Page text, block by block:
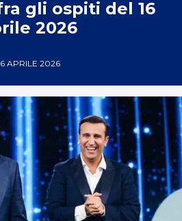
gli ospiti del 16
2026
APRILE 2026